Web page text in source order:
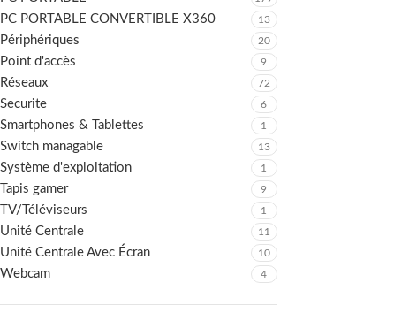
PC PORTABLE CONVERTIBLE X360 13
Périphériques 20
Point d'accès 9
Réseaux 72
Securite 6
Smartphones & Tablettes 1
Switch managable 13
Système d'exploitation 1
Tapis gamer 9
TV/Téléviseurs 1
Unité Centrale 11
Unité Centrale Avec Écran 10
Webcam 4